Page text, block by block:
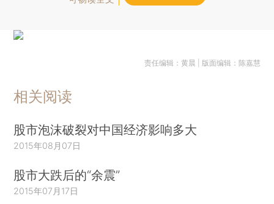
责任编辑：黄晨 | 版面编辑：陈嘉慧
相关阅读
股市泡沫破裂对中国经济影响多大
2015年08月07日
股市大跌后的“余震”
2015年07月17日